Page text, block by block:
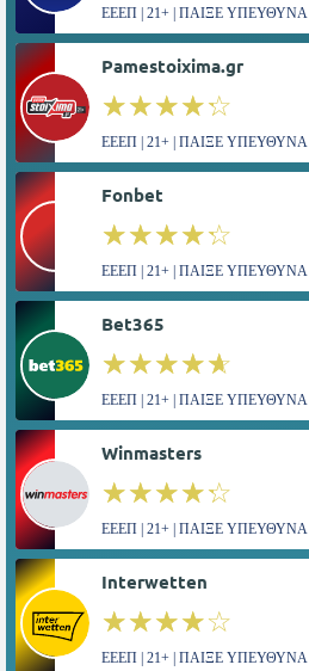
ΕΕΕΠ | 21+ | ΠΑΙΞΕ ΥΠΕΥΘΥΝΑ
Pamestoixima.gr
☆☆☆☆☆
★★★★★
ΕΕΕΠ | 21+ | ΠΑΙΞΕ ΥΠΕΥΘΥΝΑ
Fonbet
☆☆☆☆☆
★★★★★
ΕΕΕΠ | 21+ | ΠΑΙΞΕ ΥΠΕΥΘΥΝΑ
Bet365
☆☆☆☆☆
★★★★★
ΕΕΕΠ | 21+ | ΠΑΙΞΕ ΥΠΕΥΘΥΝΑ
Winmasters
☆☆☆☆☆
★★★★★
ΕΕΕΠ | 21+ | ΠΑΙΞΕ ΥΠΕΥΘΥΝΑ
Interwetten
☆☆☆☆☆
★★★★★
ΕΕΕΠ | 21+ | ΠΑΙΞΕ ΥΠΕΥΘΥΝΑ